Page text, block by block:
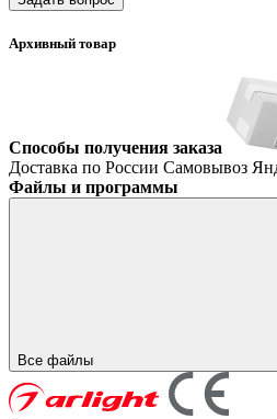
Архивный товар
Способы получения заказа
Доставка по России Самовывоз
Файлы и программы
Все файлы